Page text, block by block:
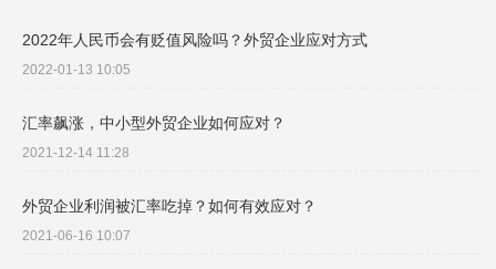
2022年人民币会有贬值风险吗？外贸企业应对方式
2022-01-13 10:05
汇率飙涨，中小型外贸企业如何应对？
2021-12-14 11:28
外贸企业利润被汇率吃掉？如何有效应对？
2021-06-16 10:07